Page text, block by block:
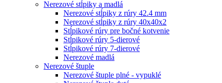
Nerezové stĺpiky a madlá
Nerezové stĺpiky z rúry 42.4 mm
Nerezové stĺpiky z rúry 40x40x2
Stĺpikové rúry pre bočné kotvenie
Stĺpikové rúry 5-dierové
Stĺpikové rúry 7-dierové
Nerezové madlá
Nerezové štuple
Nerezové štuple plné - vypuklé